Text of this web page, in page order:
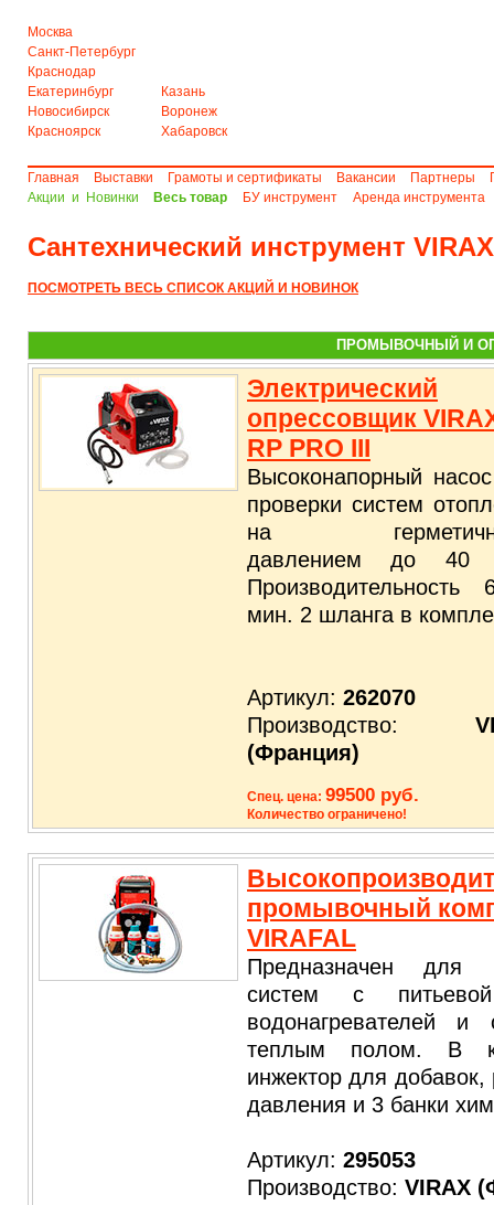
Москва
Санкт-Петербург
Краснодар
Екатеринбург
Новосибирск
Красноярск
Казань
Воронеж
Хабаровск
Главная Выставки Грамоты и сертификаты Вакансии Партнеры
Акции и Новинки
Весь товар БУ инструмент Аренда инструмента
Сантехнический инструмент VIRAX
ПОСМОТРЕТЬ ВЕСЬ СПИСОК АКЦИЙ И НОВИНОК
ПРОМЫВОЧНЫЙ И
Электрический
опрессовщик
RP PRO III
Высоконапорный
проверки систем
на
давлением до 40
мин. 2 шланга в
Артикул: 262070
Производство:
(Франция)
Спец. цена: 99500 руб.
Количество ограничено!
промывочный
VIRAFAL
Предназначен для
систем с
водонагревателей и
теплым полом. В
инжектор для добавок,
давления и 3 банки
Артикул: 295053
Производство: VIRAX